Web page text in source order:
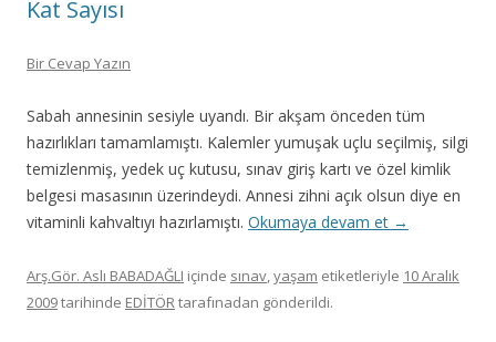
Kat Sayısı
Bir Cevap Yazın
Sabah annesinin sesiyle uyandı. Bir akşam önceden tüm
hazırlıkları tamamlamıştı. Kalemler yumuşak uçlu seçilmiş, silgi
temizlenmiş, yedek uç kutusu, sınav giriş kartı ve özel kimlik
belgesi masasının üzerindeydi. Annesi zihni açık olsun diye en
vitaminli kahvaltıyı hazırlamıştı. Okumaya devam et →
Arş.Gör. Aslı BABADAĞLI içinde sınav,yaşam etiketleriyle 10 Aralık
2009tarihinde EDİTÖRtarafınadan gönderildi.